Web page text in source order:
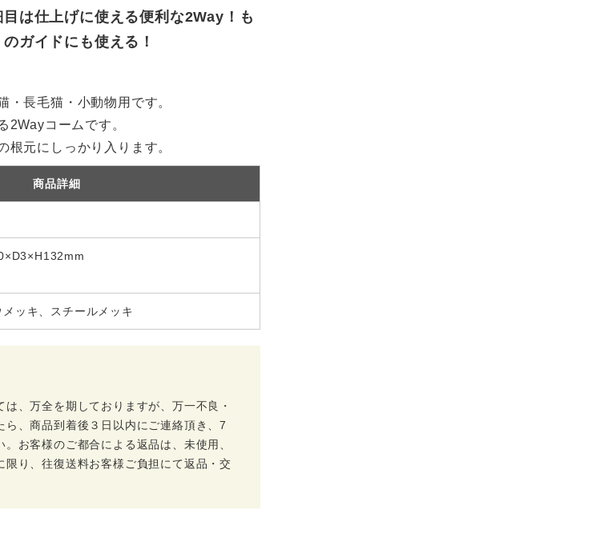
は仕上げに使える便利な2Way！も
ガイドにも使える！
・長毛猫・小動物用です。
2Wayコームです。
根元にしっかり入ります。
商品詳細
メッキ、スチールメッキ
、万全を期しておりますが、万一不良・
ら、商品到着後３日以内にご連絡頂き、7
お客様のご都合による返品は、未使用、
限り、往復送料お客様ご負担にて返品・交